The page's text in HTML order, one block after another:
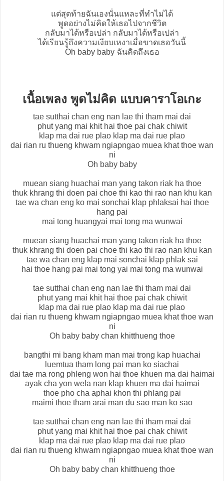
แต่สุดท้ายฉันเองนั่นแหละที่ทำไม่ได้
พูดอย่างไม่คิดให้เธอไปจากชีวิต
กลับมาได้หรือเปล่า กลับมาได้หรือเปล่า
ได้เรียนรู้ถึงความเงียบเหงาเมื่อขาดเธอวันนี้
Oh baby baby ฉันคิดถึงเธอ
เนื้อเพลง พูดไม่คิด แบบคาราโอเกะ
tae sutthai chan eng nan lae thi tham mai dai
phut yang mai khit hai thoe pai chak chiwit
klap ma dai rue plao klap ma dai rue plao
dai rian ru thueng khwam ngiapngao muea khat thoe wan
ni
Oh baby baby
muean siang huachai man yang takon riak ha thoe
thuk khrang thi doen pai choe thi kao thi rao nan khu kan
tae wa chan eng ko mai sonchai klap phlaksai hai thoe
hang pai
mai tong huangyai mai tong ma wunwai
muean siang huachai man yang takon riak ha thoe
thuk khrang thi doen pai choe thi kao thi rao nan khu kan
tae wa chan eng klap mai sonchai klap phlak sai
hai thoe hang pai mai tong yai mai tong ma wunwai
tae sutthai chan eng nan lae thi tham mai dai
phut yang mai khit hai thoe pai chak chiwit
klap ma dai rue plao klap ma dai rue plao
dai rian ru thueng khwam ngiapngao muea khat thoe wan
ni
Oh baby baby chan khitthueng thoe
bangthi mi bang kham man mai trong kap huachai
luemtua tham long pai man ko siachai
dai tae ma rong phleng won hai thoe khuen ma dai haimai
ayak cha yon wela nan klap khuen ma dai haimai
thoe pho cha aphai khon thi phlang pai
maimi thoe tham arai man du sao man ko sao
tae sutthai chan eng nan lae thi tham mai dai
phut yang mai khit hai thoe pai chak chiwit
klap ma dai rue plao klap ma dai rue plao
dai rian ru thueng khwam ngiapngao muea khat thoe wan
ni
Oh baby baby chan khitthueng thoe